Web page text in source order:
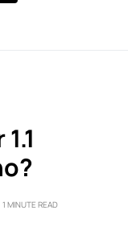
1 MINUTE READ